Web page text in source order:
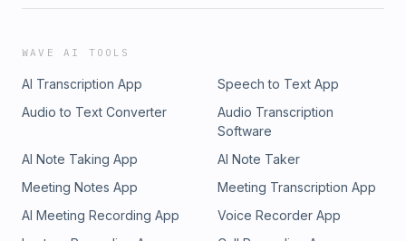
WAVE AI TOOLS
AI Transcription App
Speech to Text App
Audio to Text Converter
Audio Transcription
Software
AI Note Taking App
AI Note Taker
Meeting Notes App
Meeting Transcription App
AI Meeting Recording App
Voice Recorder App